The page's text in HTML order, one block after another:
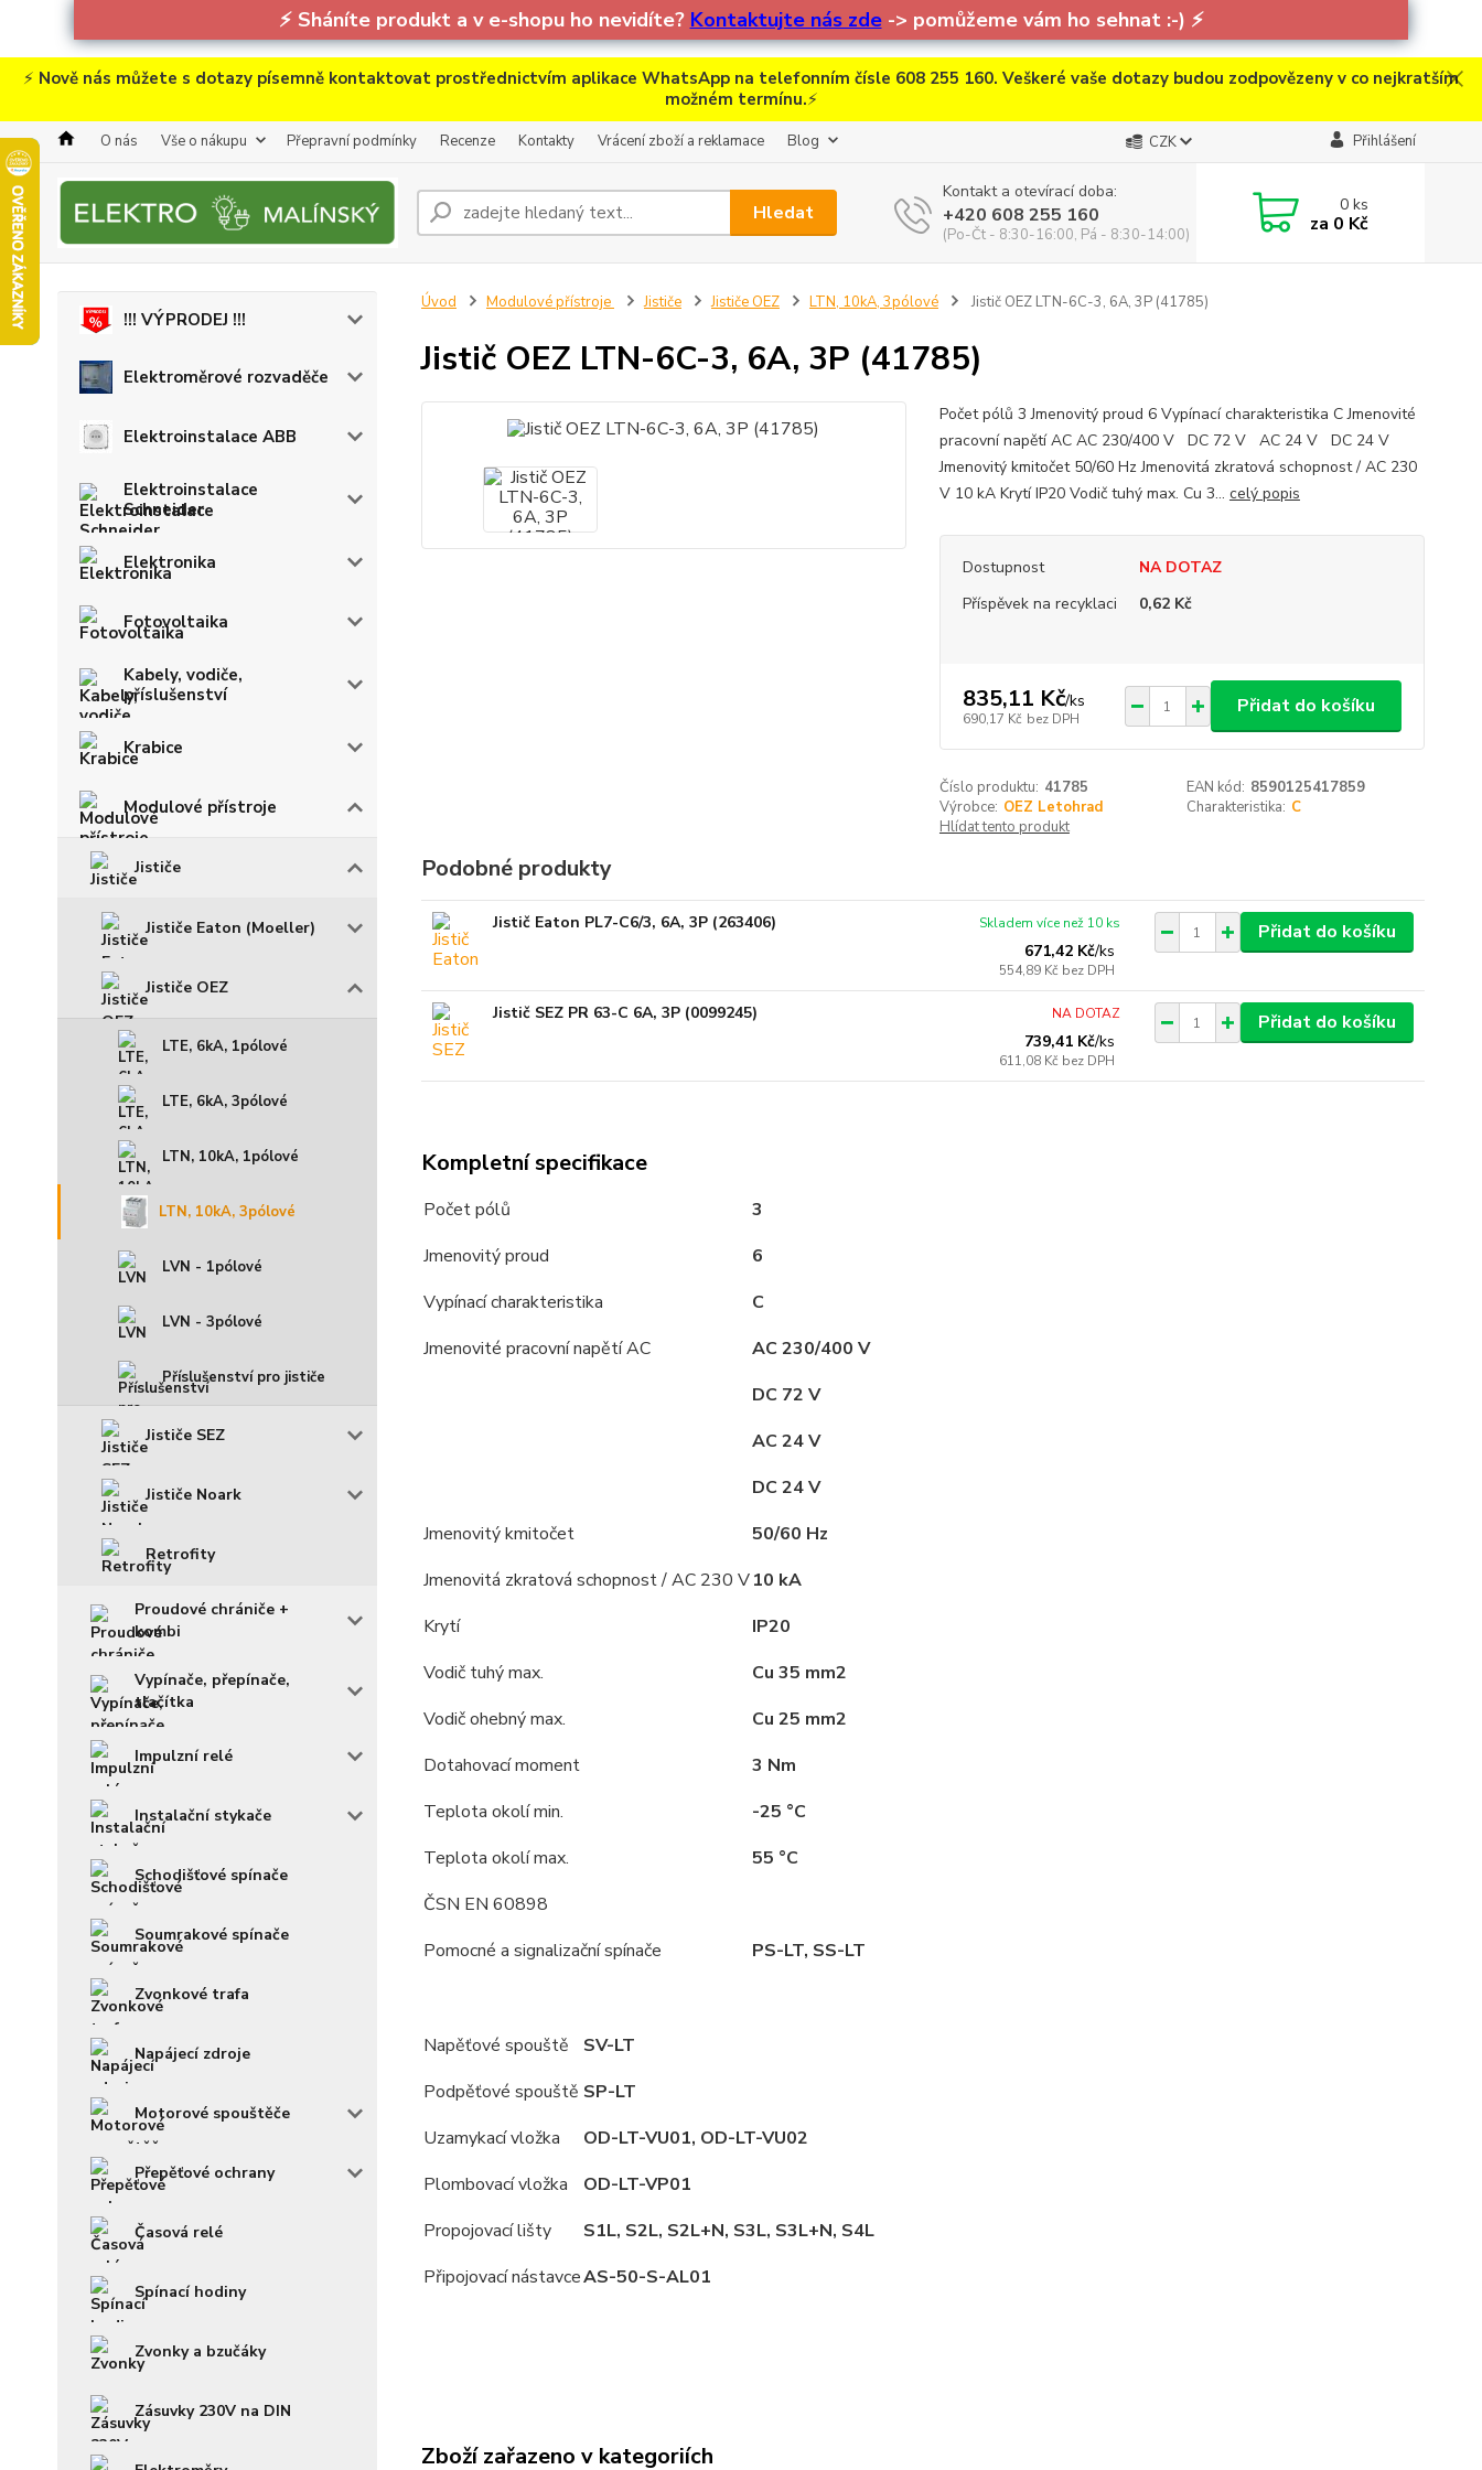
⚡ Sháníte produkt a v e-shopu ho nevidíte? Kontaktujte nás zde-> pomůžeme vám ho sehnat :-) ⚡
⚡ Nově nás můžete s dotazy písemně kontaktovat prostřednictvím aplikace WhatsApp na telefonním čísle 608 255 160. Veškeré vaše dotazy budou zodpovězeny v co nejkratším
možném termínu.⚡
O nás Vše o nákupu Přepravní podmínky Recenze Kontakty Vrácení zboží a reklamace Blog CZK Přihlášení
Hledat
Kontakt a otevírací doba:
+420 608 255 160
(Po-Čt - 8:30-16:00, Pá - 8:30-14:00)
0ks
za 0 Kč
!!! VÝPRODEJ !!!
Elektroměrové rozvaděče
Elektroinstalace ABB
Elektroinstalace
Schneider
Elektronika
Fotovoltaika
Kabely, vodiče,
příslušenství
Krabice
Modulové přístroje
Jističe
Jističe Eaton (Moeller)
Jističe OEZ
LTE, 6kA, 1pólové
LTE, 6kA, 3pólové
LTN, 10kA, 1pólové
LTN, 10kA, 3pólové
LVN - 1pólové
LVN - 3pólové
Příslušenství pro jističe
Jističe SEZ
Jističe Noark
Retrofity
Proudové chrániče +
kombi
Vypínače, přepínače,
tlačítka
Impulzní relé
Instalační stykače
Schodišťové spínače
Soumrakové spínače
Zvonkové trafa
Napájecí zdroje
Motorové spouštěče
Přepěťové ochrany
Časová relé
Spínací hodiny
Zvonky a bzučáky
Zásuvky 230V na DIN
Úvod Modulové přístroje Jističe Jističe OEZ LTN, 10kA, 3pólové Jistič OEZ LTN-6C-3, 6A, 3P (41785)
Jistič OEZ LTN-6C-3, 6A, 3P (41785)
Počet pólů 3 Jmenovitý proud 6 Vypínací charakteristika C Jmenovité
pracovní napětí AC AC 230/400 V DC 72 V AC 24 V DC 24 V
Jmenovitý kmitočet 50/60 Hz Jmenovitá zkratová schopnost / AC 230
V 10 kA Krytí IP20 Vodič tuhý max. Cu 3... celý popis
Dostupnost
NA DOTAZ
Příspěvek na recyklaci
0,62 Kč
835,11 Kč/ks
690,17 Kč bez DPH
Přidat do košíku
Číslo produktu: 41785 EAN kód: 8590125417859
Výrobce: OEZ Letohrad Charakteristika: C
Hlídat tento produkt
Podobné produkty
Jistič Eaton PL7-C6/3, 6A, 3P (263406)
671,42 Kč/ks
554,89 Kč bez DPH
Skladem více než 10 ks Přidat do košíku
Jistič SEZ PR 63-C 6A, 3P (0099245)
739,41 Kč/ks
611,08 Kč bez DPH
NA DOTAZ Přidat do košíku
Kompletní specifikace
Počet pólů
3
Jmenovitý proud
6
Vypínací charakteristika
C
Jmenovité pracovní napětí AC
AC 230/400 V
DC 72 V
AC 24 V
DC 24 V
Jmenovitý kmitočet
50/60 Hz
Jmenovitá zkratová schopnost / AC 230 V10 kA
Krytí
IP20
Vodič tuhý max.
Cu 35 mm2
Vodič ohebný max.
Cu 25 mm2
Dotahovací moment
3 Nm
Teplota okolí min.
-25 °C
Teplota okolí max.
55 °C
ČSN EN 60898
Pomocné a signalizační spínače
PS-LT, SS-LT
Napěťové spouště
SV-LT
Podpěťové spouště SP-LT
Uzamykací vložka
OD-LT-VU01, OD-LT-VU02
Plombovací vložka
OD-LT-VP01
Propojovací lišty
S1L, S2L, S2L+N, S3L, S3L+N, S4L
Připojovací nástavceAS-50-S-AL01
Zboží zařazeno v kategoriích